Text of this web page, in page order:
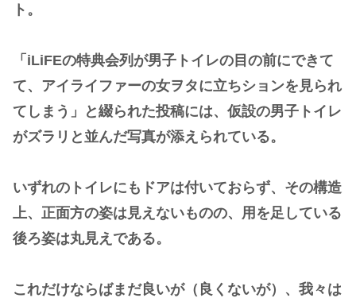
ト。
「iLiFEの特典会列が男子トイレの目の前にできて
て、アイライファーの女ヲタに立ちションを見られ
てしまう」と綴られた投稿には、仮設の男子トイレ
がズラリと並んだ写真が添えられている。
いずれのトイレにもドアは付いておらず、その構造
上、正面方の姿は見えないものの、用を足している
後ろ姿は丸見えである。
これだけならばまだ良いが（良くないが）、我々は